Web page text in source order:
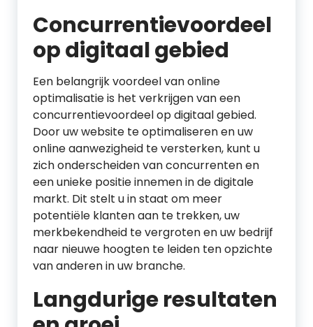
Concurrentievoordeel
op digitaal gebied
Een belangrijk voordeel van online
optimalisatie is het verkrijgen van een
concurrentievoordeel op digitaal gebied.
Door uw website te optimaliseren en uw
online aanwezigheid te versterken, kunt u
zich onderscheiden van concurrenten en
een unieke positie innemen in de digitale
markt. Dit stelt u in staat om meer
potentiële klanten aan te trekken, uw
merkbekendheid te vergroten en uw bedrijf
naar nieuwe hoogten te leiden ten opzichte
van anderen in uw branche.
Langdurige resultaten